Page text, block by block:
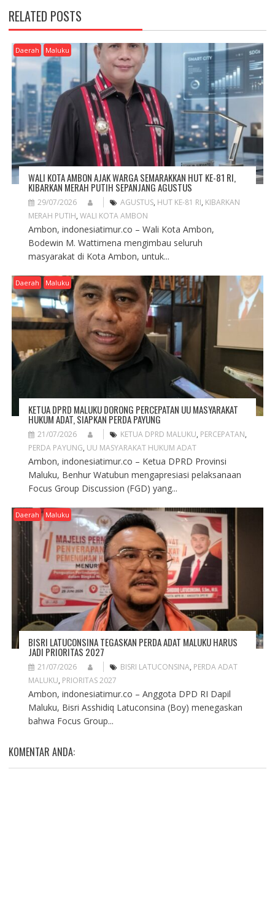
A
V
I
G
A
O
N
RELATED POSTS
Daerah Maluku
WALI KOTA AMBON AJAK WARGA SEMARAKKAN HUT KE-81 RI,
KIBARKAN MERAH PUTIH SEPANJANG AGUSTUS
29/07/2026 AGUSTUS, HUT KE-81 RI, KIBARKAN
MERAH PUTIH, WALI KOTA AMBON
Ambon, indonesiatimur.co – Wali Kota Ambon,
Bodewin M. Wattimena mengimbau seluruh
masyarakat di Kota Ambon, untuk...
Daerah Maluku
KETUA DPRD MALUKU DORONG PERCEPATAN UU MASYARAKAT
HUKUM ADAT, SIAPKAN PERDA PAYUNG
21/07/2026 KETUA DPRD MALUKU, PERCEPATAN,
PERDA PAYUNG, UU MASYARAKAT HUKUM ADAT
Ambon, indonesiatimur.co – Ketua DPRD Provinsi
Maluku, Benhur Watubun mengapresiasi pelaksanaan
Focus Group Discussion (FGD) yang...
Daerah Maluku
BISRI LATUCONSINA TEGASKAN PERDA ADAT MALUKU HARUS
JADI PRIORITAS 2027
21/07/2026 BISRI LATUCONSINA, PERDA ADAT
MALUKU, PRIORITAS 2027
Ambon, indonesiatimur.co – Anggota DPD RI Dapil
Maluku, Bisri Asshidiq Latuconsina (Boy) menegaskan
bahwa Focus Group...
KOMENTAR ANDA: